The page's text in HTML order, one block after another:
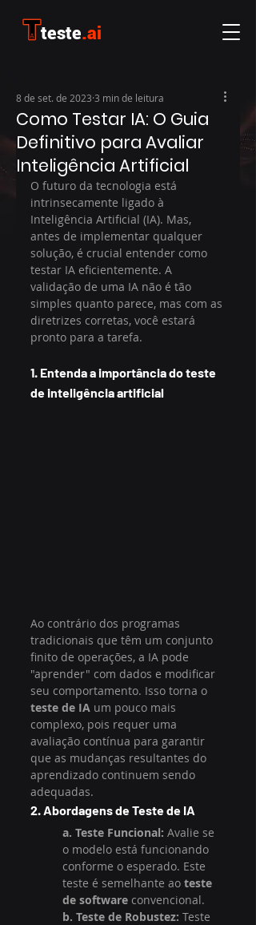
teste.ai
Como Testar IA: O Guia
Definitivo para Avaliar
Inteligência Artificial
8 de set. de 2023 3 min de leitura
O futuro da tecnologia está
intrinsecamente ligado à
Inteligência Artificial (IA). Mas,
antes de implementar qualquer
solução, é crucial entender como
testar IA eficientemente. A
validação de uma IA não é tão
simples quanto parece, mas com as
diretrizes corretas, você estará
pronto para a tarefa.
1. Entenda a importância do teste
de inteligência artificial
Ao contrário dos programas
tradicionais que têm um conjunto
finito de operações, a IA pode
"aprender" com dados e modificar
seu comportamento. Isso torna o
teste de IA um pouco mais
complexo, pois requer uma
avaliação contínua para garantir
que as mudanças resultantes do
aprendizado continuem sendo
adequadas.
2. Abordagens de Teste de IA
a. Teste Funcional: Avalie se
o modelo está funcionando
conforme o esperado. Este
teste é semelhante ao teste
de software convencional.
b. Teste de Robustez: Teste